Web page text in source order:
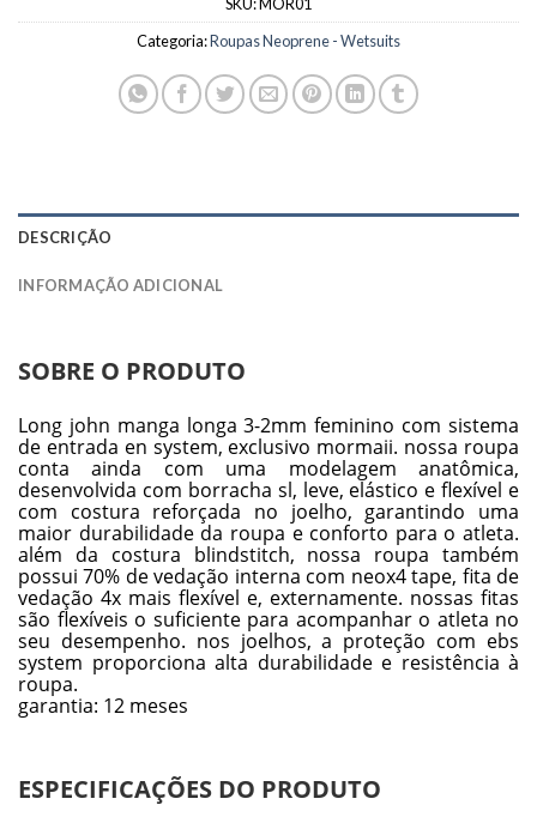
SKU:MOR01
Categoria:Roupas Neoprene - Wetsuits
DESCRIÇÃO
INFORMAÇÃO ADICIONAL
SOBRE O PRODUTO
Long john manga longa 3-2mm feminino com sistema
de entrada en system, exclusivo mormaii. nossa roupa
conta ainda com uma modelagem anatômica,
desenvolvida com borracha sl, leve, elástico e flexível e
com costura reforçada no joelho, garantindo uma
maior durabilidade da roupa e conforto para o atleta.
além da costura blindstitch, nossa roupa também
possui 70% de vedação interna com neox4 tape, fita de
vedação 4x mais flexível e, externamente. nossas fitas
são flexíveis o suficiente para acompanhar o atleta no
seu desempenho. nos joelhos, a proteção com ebs
system proporciona alta durabilidade e resistência à
roupa.
garantia: 12 meses
ESPECIFICAÇÕES DO PRODUTO